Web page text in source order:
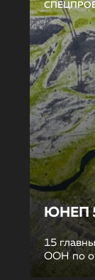
ЮНЕП
15
ООН по